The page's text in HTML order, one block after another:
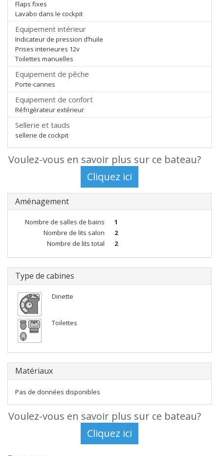
Flaps fixes
Lavabo dans le cockpit
Equipement intérieur
Indicateur de pression d’huile
Prises interieures 12v
Toilettes manuelles
Equipement de pêche
Porte-cannes
Equipement de confort
Réfrigérateur extérieur
Sellerie et tauds
sellerie de cockpit
Voulez-vous en savoir plus sur ce bateau?
Aménagement
Nombre de salles de bains
1
Nombre de lits salon
2
Nombre de lits total
2
Type de cabines
Dinette
Toilettes
Matériaux
Pas de données disponibles
Voulez-vous en savoir plus sur ce bateau?